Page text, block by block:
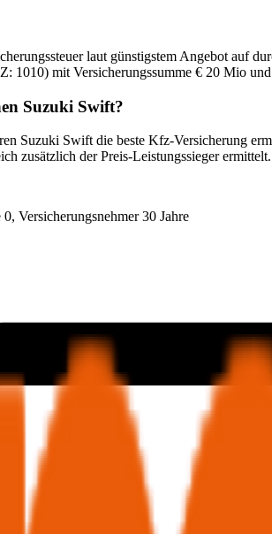
laut günstigstem Angebot auf
1010) mit Versicherungssumme € 20 Mio
Suzuki Swift?
Suzuki Swift die beste Kfz-Versicherung
zusätzlich der Preis-Leistungssieger ermittelt.
0, Versicherungsnehmer 30 Jahre